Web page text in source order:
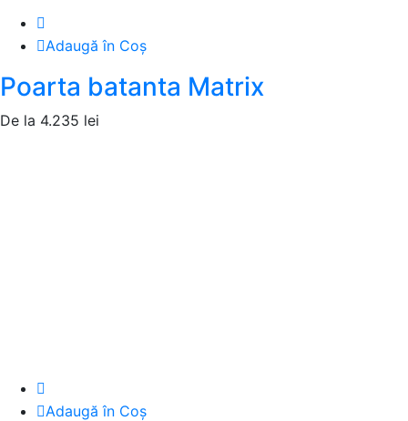
Adaugă în Coș
Poarta batanta Matrix
De la 4.235 lei
Adaugă în Coș